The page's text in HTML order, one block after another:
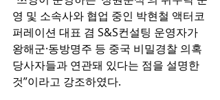
영 및 소속사와 협업 중인 박현철 액터코
퍼레이션 대표 겸 S&S컨설팅 운영자가
왕해군·동방명주 등 중국 비밀경찰 의혹
당사자들과 연관돼 있다는 점을 설명한
것”이라고 강조하였다.